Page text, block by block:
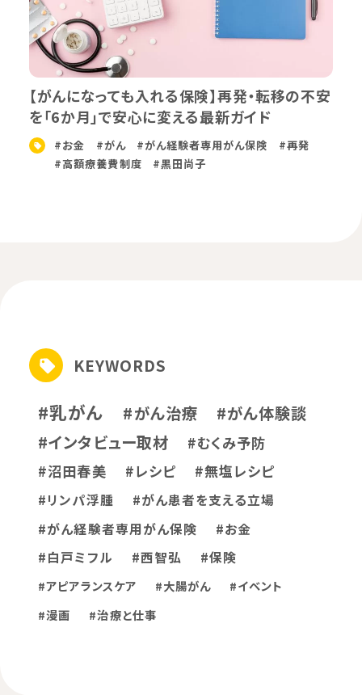
【がんになっても入れる保険】再発・転移の不安
を「6か月」で安心に変える最新ガイド
#お金 #がん #がん経験者専用がん保険
#再発
#高額療養費制度
#黒田尚子
KEYWORDS
#乳がん #がん治療
#がん体験談
#インタビュー取材
#むくみ予防
#沼田春美
#レシピ #無塩レシピ
#リンパ浮腫
#がん患者を支える立場
#がん経験者専用がん保険
#お金
#白戸ミフル
#西智弘 #保険
#アピアランスケア #大腸がん
#イベント
#漫画
#治療と仕事